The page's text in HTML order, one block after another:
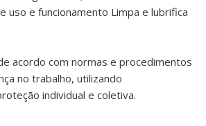
uso e funcionamento Limpa e lubrifica
acordo com normas e procedimentos
no trabalho, utilizando
individual e coletiva.